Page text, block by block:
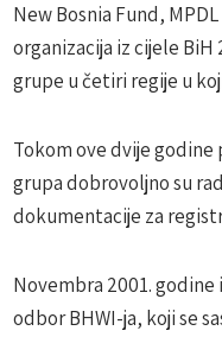
New Bosnia Fund,
organizacija iz cijele
grupe u četiri regije u
Tokom ove dvije
grupa dobrovoljno su
dokumentacije za
Novembra 2001.
odbor BHWI-ja, koji se